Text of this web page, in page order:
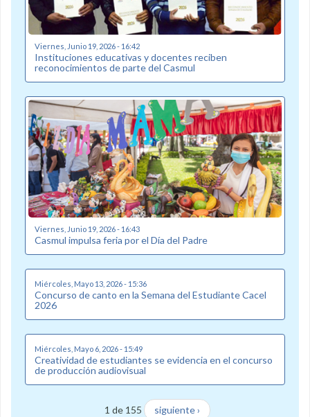
Viernes, Junio 19, 2026 - 16:42
Instituciones educativas y docentes reciben
reconocimientos de parte del Casmul
Viernes, Junio 19, 2026 - 16:43
Casmul impulsa feria por el Día del Padre
Miércoles, Mayo 13, 2026 - 15:36
Concurso de canto en la Semana del Estudiante Cacel
2026
Miércoles, Mayo 6, 2026 - 15:49
Creatividad de estudiantes se evidencia en el concurso
de producción audiovisual
1 de 155 siguiente ›